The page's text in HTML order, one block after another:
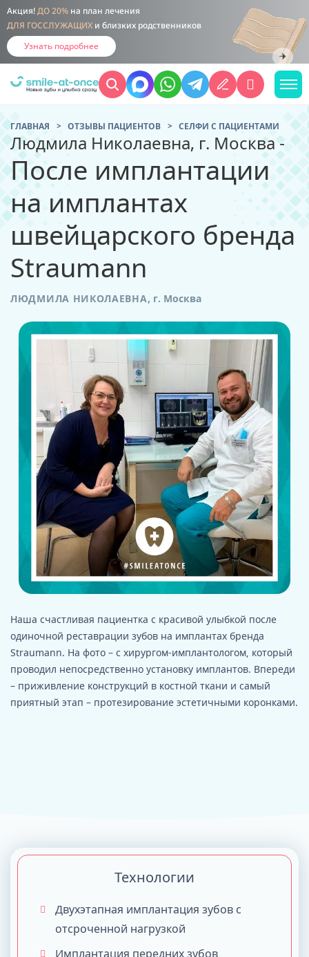
Акция! ДО 20% на план лечения
ДЛЯ ГОССЛУЖАЩИХ и близких родственников
Узнать подробнее
ГЛАВНАЯ ОТЗЫВЫ ПАЦИЕНТОВ CЕЛФИ С ПАЦИЕНТАМИ
Людмила Николаевна, г. Москва -
После имплантации
на имплантах
швейцарского бренда
Straumann
ЛЮДМИЛА НИКОЛАЕВНА, г. Москва
Наша счастливая пациентка с красивой улыбкой после
одиночной реставрации зубов на имплантах бренда
Straumann. На фото – с хирургом-имплантологом, который
проводил непосредственно установку имплантов. Впереди
– приживление конструкций в костной ткани и самый
приятный этап – протезирование эстетичными коронками.
Технологии
Двухэтапная имплантация зубов с
отсроченной нагрузкой
Имплантация передних зубов